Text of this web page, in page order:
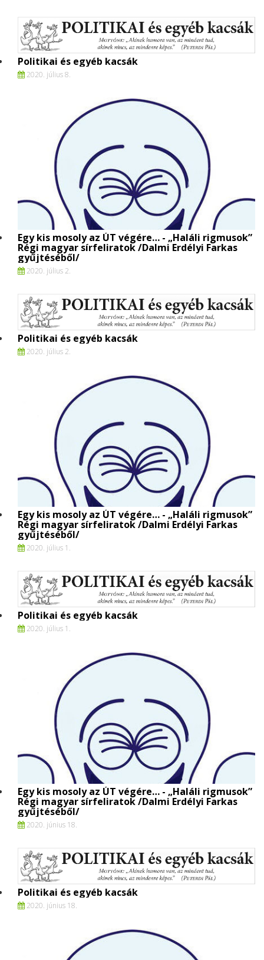
Politikai és egyéb kacsák
2020. július 8.
Egy kis mosoly az ÚT végére… - „Haláli rigmusok”
Régi magyar sírfeliratok /Dalmi Erdélyi Farkas
gyűjtéséből/
2020. július 2.
Politikai és egyéb kacsák
2020. július 2.
Egy kis mosoly az ÚT végére… - „Haláli rigmusok”
Régi magyar sírfeliratok /Dalmi Erdélyi Farkas
gyűjtéséből/
2020. július 1.
Politikai és egyéb kacsák
2020. július 1.
Egy kis mosoly az ÚT végére… - „Haláli rigmusok”
Régi magyar sírfeliratok /Dalmi Erdélyi Farkas
gyűjtéséből/
2020. június 18.
Politikai és egyéb kacsák
2020. június 18.